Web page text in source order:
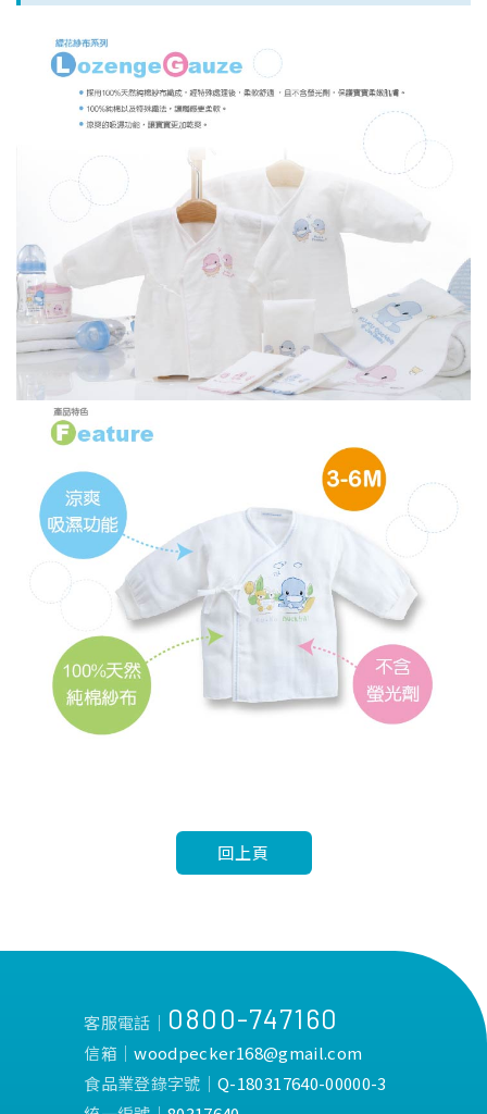
回上頁
客服電話│ 0800-747160
信箱│woodpecker168@gmail.com
食品業登錄字號│Q-180317640-00000-3